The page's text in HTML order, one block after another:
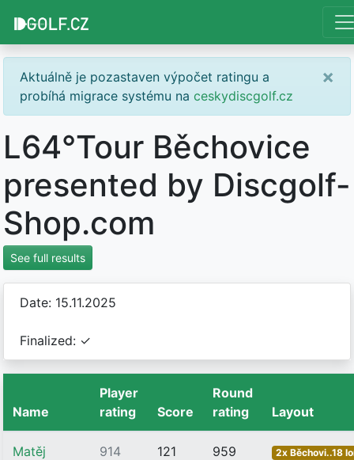
Aktuálně je pozastaven výpočet ratingu a
probíhá migrace systému na ceskydiscgolf.cz
×
L64°Tour Běchovice
presented by Discgolf-
Shop.com
See full results
Date: 15.11.2025
Finalized: ✓
Name
Player
rating
Score
Round
rating
Layout
Matěj
914 121 959 2x Běchovi..18